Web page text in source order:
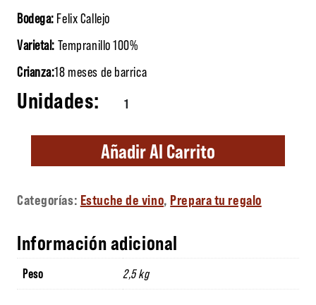
Bodega: Felix Callejo
Varietal: Tempranillo 100%
Crianza:18 meses de barrica
Estuche madera Majuelos de Callejo
Añadir Al Carrito
Categorías: Estuche de vino, Prepara tu regalo
Información adicional
Peso 2,5 kg